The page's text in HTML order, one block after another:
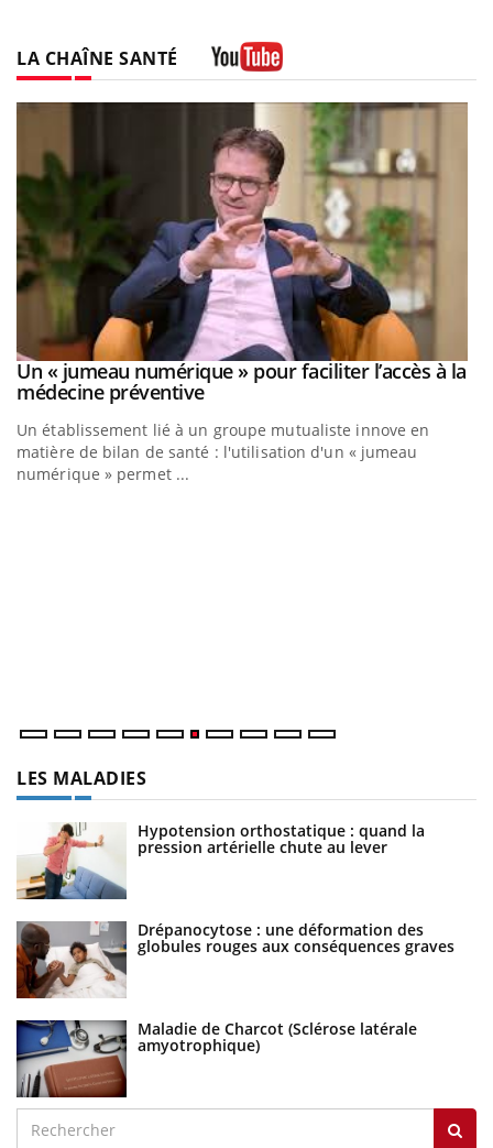
LA CHAÎNE SANTÉ
Youtube
Un « jumeau numérique » pour faciliter l’accès à la
médecine préventiveYoutube
Un établissement lié à un groupe mutualiste innove en
matière de bilan de santé : l'utilisation d'un « jumeau
numérique » permet ...
LES MALADIES
Hypotension orthostatique : quand la
pression artérielle chute au lever
Drépanocytose : une déformation des
globules rouges aux conséquences graves
Maladie de Charcot (Sclérose latérale
amyotrophique)